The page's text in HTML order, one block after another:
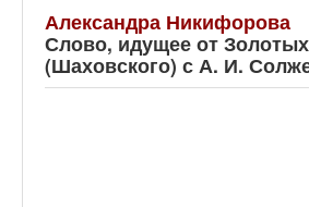
Александра Никифорова
Слово, идущее от
(Шаховского) с А. И.